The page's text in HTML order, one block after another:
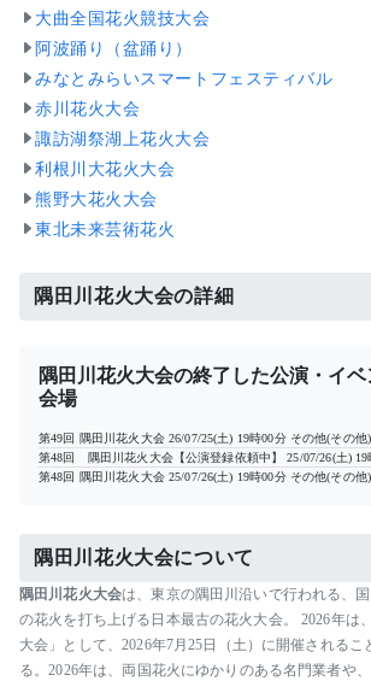
大曲全国花火競技大会
阿波踊り（盆踊り）
みなとみらいスマートフェスティバル
赤川花火大会
諏訪湖祭湖上花火大会
利根川大花火大会
熊野大花火大会
東北未来芸術花火
隅田川花火大会の詳細
隅田川花火大会の終了した公演・イベ
会場
第49回 隅田川花火大会 26/07/25(土) 19時00分 その他(その他)
第48回 隅田川花火大会【公演登録依頼中】
25/07/26(土) 19
第48回 隅田川花火大会 25/07/26(土) 19時00分 その他(その他)
隅田川花火大会について
隅田川花火大会は、東京の隅田川沿いで行われる、
の花火を打ち上げる日本最古の花火大会。 2026年は
大会」として、2026年7月25日（土）に開催される
る。2026年は、両国花火にゆかりのある名門業者や